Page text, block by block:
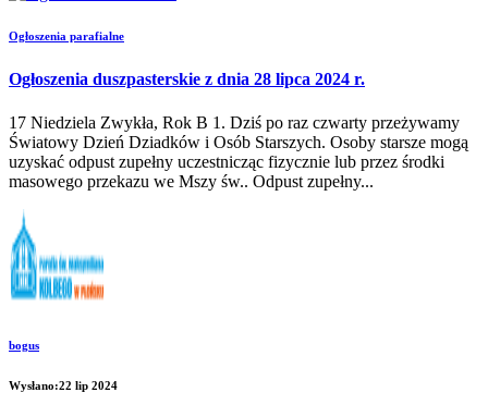
Ogłoszenia parafialne
Ogłoszenia duszpasterskie z dnia 28 lipca 2024 r.
17 Niedziela Zwykła, Rok B 1. Dziś po raz czwarty przeżywamy
Światowy Dzień Dziadków i Osób Starszych. Osoby starsze mogą
uzyskać odpust zupełny uczestnicząc fizycznie lub przez środki
masowego przekazu we Mszy św.. Odpust zupełny...
bogus
Wysłano:22 lip 2024